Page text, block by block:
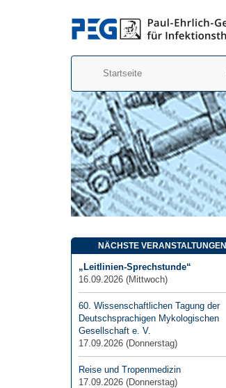
Startseite
NÄCHSTE VERANSTALTUNGEN
„Leitlinien-Sprechstunde“
16.09.2026 (Mittwoch)
60. Wissenschaftlichen Tagung der
Deutschsprachigen Mykologischen
Gesellschaft e. V.
17.09.2026 (Donnerstag)
Reise und Tropenmedizin
17.09.2026 (Donnerstag)